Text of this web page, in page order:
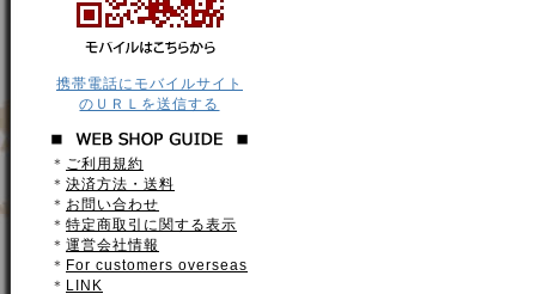
携帯電話にモバイルサイト
のＵＲＬを送信する
＊ ご利用規約
＊ 決済方法・送料
＊ お問い合わせ
＊ 特定商取引に関する表示
＊ 運営会社情報
＊ For customers overseas
＊ LINK